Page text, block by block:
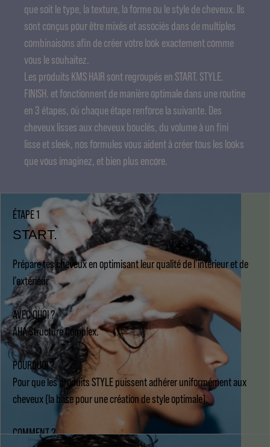
que soit le type, la texture, la forme ou le style de cheveux. Ils
sont conçus pour être mixés et associés dans de multiples
combinaisons afin de créer votre look exactement comme
vous le souhaitez.
Les produits KMS HAIR sont regroupés en START. STYLE.
FINISH. et fonctionnent de manière optimale dans une routine
en 3 étapes, où chaque étape renforce la suivante. Des
cheveux lisses aux cheveux bouclés, du volume à un fini
lisse et sleek, nos formules vous aident à créer tous les looks
que vous imaginez, et bien plus encore.
ÉTAPE 1
START.
Prépare tes cheveux en optimisant leur qualité de l’intérieur et de
l’extérieur
AVEC QUOI ?
AHA Structure Complex.
POURQUOI ?
Pour que les produits STYLE puissent adhérer uniformément aux
cheveux (la base pour une création de style optimale).
COMMENT ?